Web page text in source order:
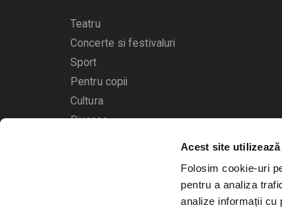
Acest site
Folosim cookie-uri
pentru a analiza
analize informații cu
Teatru
Concerte si festivaluri
Sport
Pentru copii
Cultura
Diverse
Calendarul evenimentelor